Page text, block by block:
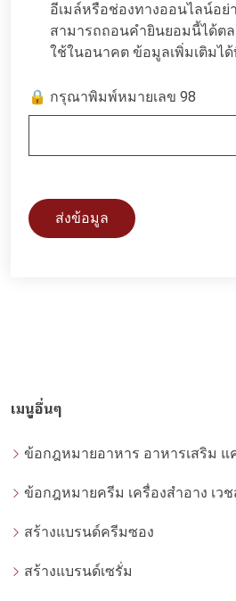
อีเมล์หรือช่องทางออนไลน์อย่
สามารถถอนคำยินยอมนี้ได้ต
ใช้ในอนาคต ข้อมูลเพิ่มเติมไ
🔒 กรุณาพิมพ์หมายเลข 98
ส่งข้อมูล
เมนูอื่นๆ
ข้อกฎหมายอาหาร อาหารเสริม
ข้อกฎหมายครีม เครื่องสำอาง เวช
สร้างแบรนด์ครีมซอง
สร้างแบรนด์เซรั่ม